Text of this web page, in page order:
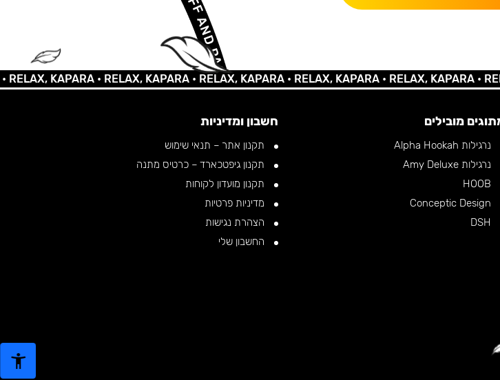
KAPARA •RELAX, KAPARA •RELAX, KAPARA •RELAX, KAPARA •RELAX, KAPARA •RELAX,
מובילים
נרגילות Alpha Hookah
נרגילות Amy Deluxe
חשבון ומדיניות
תקנון אתר – תנאי שימוש
תקנון גיפטכארד – כרטיס מתנה
תקנון מועדון לקוחות
מדיניות פרטיות
הצהרת נגישות
החשבון שלי